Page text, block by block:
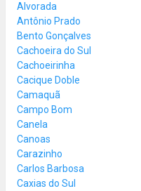
Alvorada
Antônio Prado
Bento Gonçalves
Cachoeira do Sul
Cachoeirinha
Cacique Doble
Camaquã
Campo Bom
Canela
Canoas
Carazinho
Carlos Barbosa
Caxias do Sul